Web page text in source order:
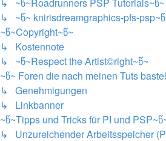
↳ ~წ~ knirisdreamgraphics-pfs-
~წ~Copyright~წ~
↳ Kostennote
↳ ~წ~Respect the Artist©right~წ~
~წ~ Foren die nach meinen Tuts
↳ Genehmigungen
↳ Linkbanner
~წ~Tipps und Tricks für PI und
↳ Unzureichender Arbeitsspeicher